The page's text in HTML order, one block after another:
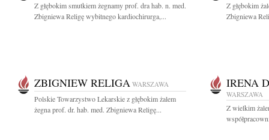
Z głębokim smutkiem żegnamy prof. dra hab. n. med.
Zbigniewa Religę wybitnego kardiochirurga,...
Z głębokim
Zbigniewa
ZBIGNIEW RELIGA WARSZAWA
Polskie Towarzystwo Lekarskie z głębokim żalem
żegna prof. dr. hab. med. Zbigniewa Religę...
IRENA
WARSZAWA
Z wielkim